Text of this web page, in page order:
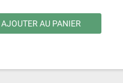
AJOUTER AU PANIER